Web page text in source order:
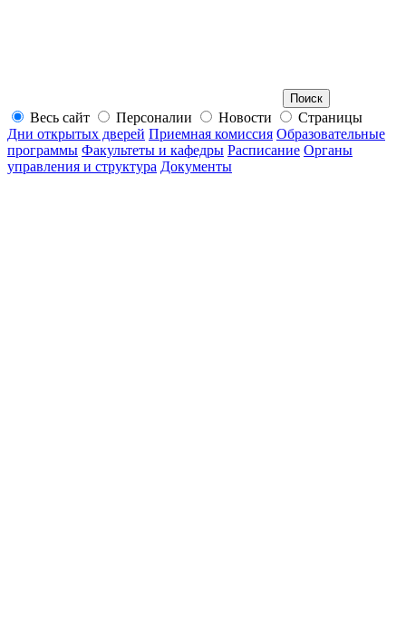
Весь сайт Персоналии Новости
Страницы
Дни открытых дверей Приемная комиссия Образовательные
программы Факультеты и кафедры Расписание Органы
управления и структура Документы